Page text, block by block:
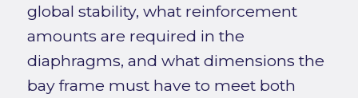
global stability, what reinforcement
amounts are required in the
diaphragms, and what dimensions the
bay frame must have to meet both